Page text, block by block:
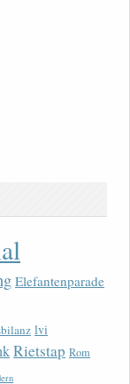
Elefantenparade
lvi
Rietstap Rom